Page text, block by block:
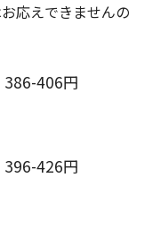
応えできませんの
386-406円
396-426円